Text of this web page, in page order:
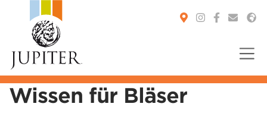
Wissen für Bläser